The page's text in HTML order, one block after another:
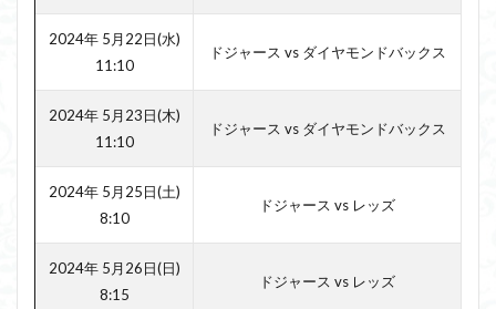
2024年 5月22日(水)
11:10
ドジャース vs ダイヤモンドバックス
2024年 5月23日(木)
11:10
ドジャース vs ダイヤモンドバックス
2024年 5月25日(土)
8:10
ドジャース vs レッズ
2024年 5月26日(日)
8:15
ドジャース vs レッズ